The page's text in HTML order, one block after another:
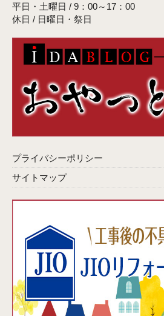
平日・土曜日 / 9：00～17：00
休日 / 日曜日・祭日
プライバシーポリシー
サイトマップ